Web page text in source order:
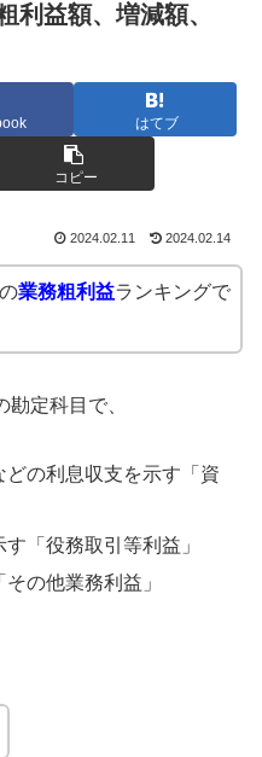
利益額、増減額、
はてブ
コピー
2024.02.11 2024.02.14
の業務粗利益ランキングで
勘定科目で、
の利息収支を示す「資
「役務取引等利益」
の他業務利益」